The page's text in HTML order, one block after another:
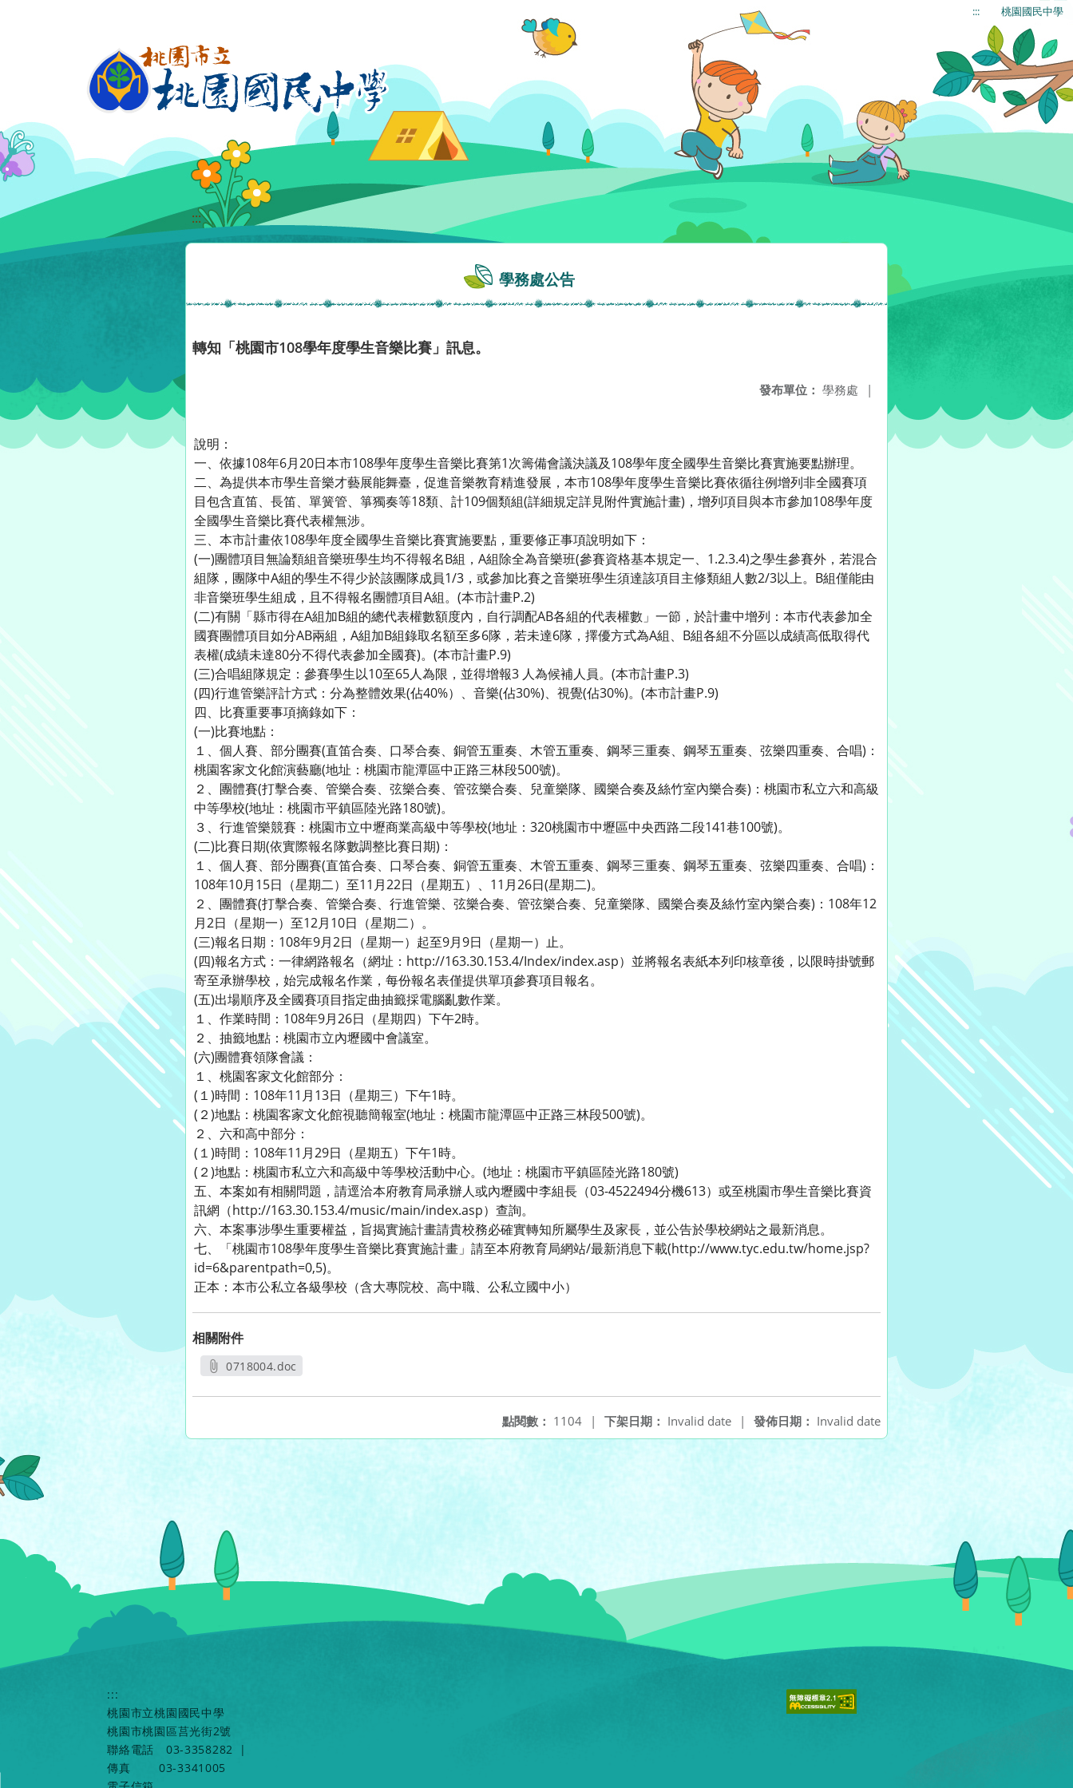
::: 桃園國民中學
:::
學務處公告
轉知「桃園市108學年度學生音樂比賽」訊息。
發布單位： 學務處 |
說明：
一、依據108年6月20日本市108學年度學生音樂比賽第1次籌備會議決議及108學年度全國學生音樂比賽實施要點辦理。
二、為提供本市學生音樂才藝展能舞臺，促進音樂教育精進發展，本市108學年度學生音樂比賽依循往例增列非全國賽項
目包含直笛、長笛、單簧管、箏獨奏等18類、計109個類組(詳細規定詳見附件實施計畫)，增列項目與本市參加108學年度
全國學生音樂比賽代表權無涉。
三、本市計畫依108學年度全國學生音樂比賽實施要點，重要修正事項說明如下：
(一)團體項目無論類組音樂班學生均不得報名B組，A組除全為音樂班(參賽資格基本規定一、1.2.3.4)之學生參賽外，若混合
組隊，團隊中A組的學生不得少於該團隊成員1/3，或參加比賽之音樂班學生須達該項目主修類組人數2/3以上。B組僅能由
非音樂班學生組成，且不得報名團體項目A組。(本市計畫P.2)
(二)有關「縣市得在A組加B組的總代表權數額度內，自行調配AB各組的代表權數」一節，於計畫中增列：本市代表參加全
國賽團體項目如分AB兩組，A組加B組錄取名額至多6隊，若未達6隊，擇優方式為A組、B組各組不分區以成績高低取得代
表權(成績未達80分不得代表參加全國賽)。(本市計畫P.9)
(三)合唱組隊規定：參賽學生以10至65人為限，並得增報3 人為候補人員。(本市計畫P.3)
(四)行進管樂評計方式：分為整體效果(佔40%）、音樂(佔30%)、視覺(佔30%)。(本市計畫P.9)
四、比賽重要事項摘錄如下：
(一)比賽地點：
１、個人賽、部分團賽(直笛合奏、口琴合奏、銅管五重奏、木管五重奏、鋼琴三重奏、鋼琴五重奏、弦樂四重奏、合唱)：
桃園客家文化館演藝廳(地址：桃園市龍潭區中正路三林段500號)。
２、團體賽(打擊合奏、管樂合奏、弦樂合奏、管弦樂合奏、兒童樂隊、國樂合奏及絲竹室內樂合奏)：桃園市私立六和高級
中等學校(地址：桃園市平鎮區陸光路180號)。
３、行進管樂競賽：桃園市立中壢商業高級中等學校(地址：320桃園市中壢區中央西路二段141巷100號)。
(二)比賽日期(依實際報名隊數調整比賽日期)：
１、個人賽、部分團賽(直笛合奏、口琴合奏、銅管五重奏、木管五重奏、鋼琴三重奏、鋼琴五重奏、弦樂四重奏、合唱)：
108年10月15日（星期二）至11月22日（星期五）、11月26日(星期二)。
２、團體賽(打擊合奏、管樂合奏、行進管樂、弦樂合奏、管弦樂合奏、兒童樂隊、國樂合奏及絲竹室內樂合奏)：108年12
月2日（星期一）至12月10日（星期二）。
(三)報名日期：108年9月2日（星期一）起至9月9日（星期一）止。
(四)報名方式：一律網路報名（網址：http://163.30.153.4/Index/index.asp）並將報名表紙本列印核章後，以限時掛號郵
寄至承辦學校，始完成報名作業，每份報名表僅提供單項參賽項目報名。
(五)出場順序及全國賽項目指定曲抽籤採電腦亂數作業。
１、作業時間：108年9月26日（星期四）下午2時。
２、抽籤地點：桃園市立內壢國中會議室。
(六)團體賽領隊會議：
１、桃園客家文化館部分：
(１)時間：108年11月13日（星期三）下午1時。
(２)地點：桃園客家文化館視聽簡報室(地址：桃園市龍潭區中正路三林段500號)。
２、六和高中部分：
(１)時間：108年11月29日（星期五）下午1時。
(２)地點：桃園市私立六和高級中等學校活動中心。(地址：桃園市平鎮區陸光路180號)
五、本案如有相關問題，請逕洽本府教育局承辦人或內壢國中李組長（03-4522494分機613）或至桃園市學生音樂比賽資
訊網（http://163.30.153.4/music/main/index.asp）查詢。
六、本案事涉學生重要權益，旨揭實施計畫請貴校務必確實轉知所屬學生及家長，並公告於學校網站之最新消息。
七、「桃園市108學年度學生音樂比賽實施計畫」請至本府教育局網站/最新消息下載(http://www.tyc.edu.tw/home.jsp?
id=6&parentpath=0,5)。
正本：本市公私立各級學校（含大專院校、高中職、公私立國中小）
相關附件
0718004.doc
發佈日期： Invalid date
下架日期： Invalid date |
點閱數： 1104 |
:::
桃園市立桃園國民中學
桃園市桃園區莒光街2號
聯絡電話
03-3358282
|
傳真
03-3341005